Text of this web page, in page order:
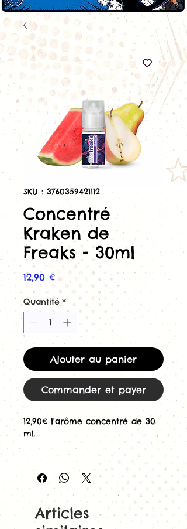
SKU : 3760359421112
Concentré
Kraken de
Freaks - 30ml
12,90 €Prix
Quantité *
Ajouter au panier
Commander et payer
12,90€ l'arôme concentré de 30
ml.
Concentré 30ml
Kraken de
, pour cigarette
électronique.
La légende du Kraken est
racontée sur tous les océans du
Articles